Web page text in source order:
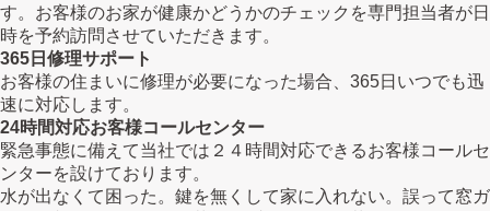
す。お客様のお家が健康かどうかのチェックを専門担当者が日
時を予約訪問させていただきます。
365日修理サポート
お客様の住まいに修理が必要になった場合、365日いつでも迅
速に対応します。
24時間対応お客様コールセンター
緊急事態に備えて当社では２４時間対応できるお客様コールセ
ンターを設けております。
水が出なくて困った。鍵を無くして家に入れない。誤って窓ガ